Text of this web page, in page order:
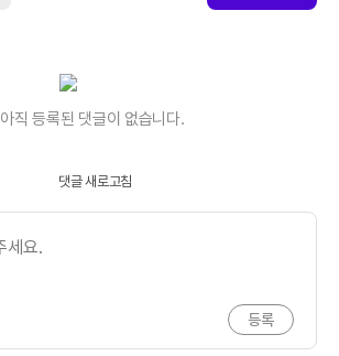
아직 등록된 댓글이 없습니다.
댓글 새로고침